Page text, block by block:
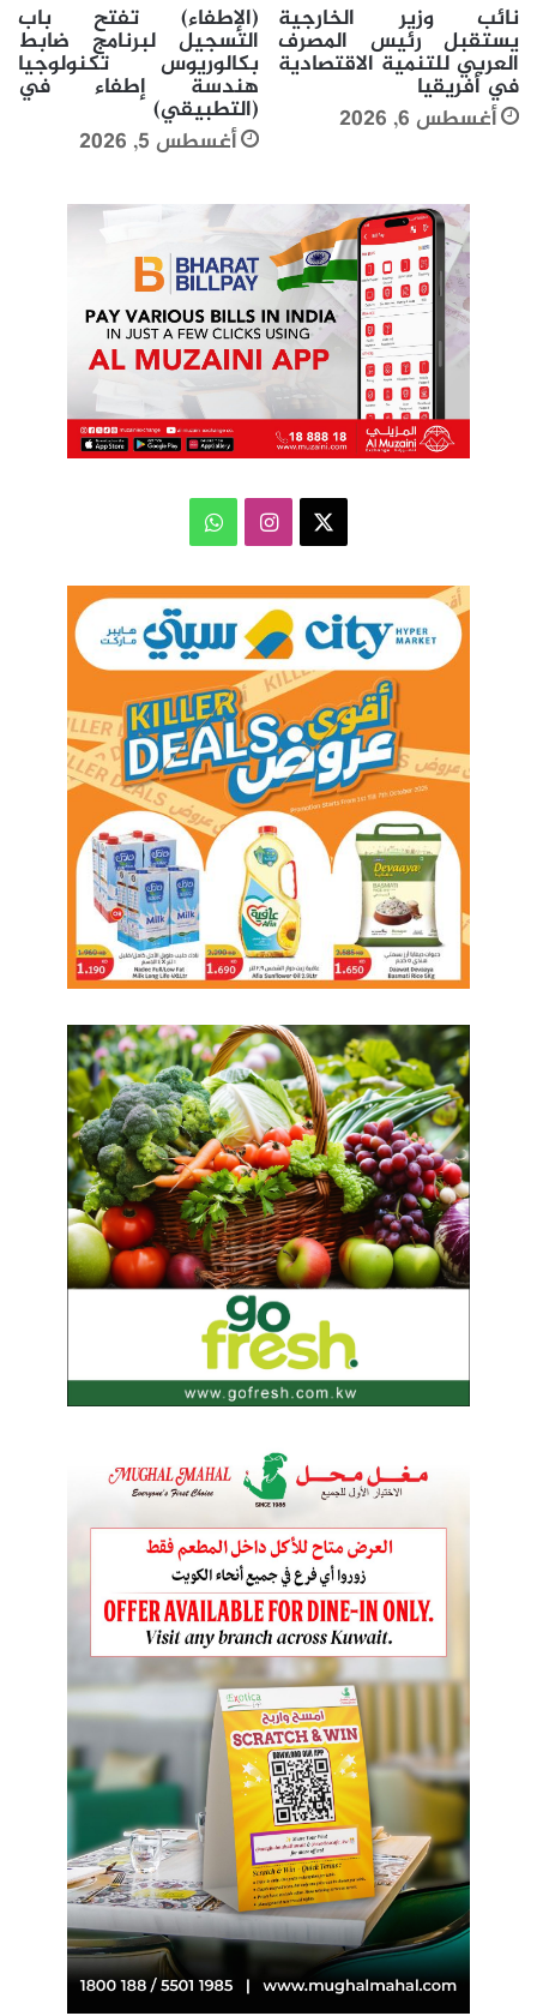
نائب وزير الخارجية
يستقبل رئيس المصرف
العربي للتنمية الاقتصادية
في أفريقيا
أغسطس 6, 2026
(الإطفاء) تفتح باب
التسجيل لبرنامج ضابط
بكالوريوس تكنولوجيا
هندسة إطفاء في
(التطبيقي)
أغسطس 5, 2026
انستقرامواتساب